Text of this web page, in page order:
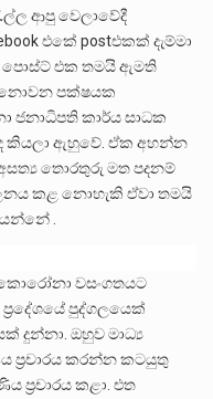
ආපු වෙලාවේදී
එකේ postඑකක් දැම්මා
පොස්ට් එක තමයි ඇමති
පක්ෂයක
ජනාධිපති කාර්ය සාධක
ඇහුවේ. ඒක අහන්න
තොරතුරු මත පදනම්
කළ නොහැකි ඒවා තමයි
.
වසංගතයට
පුද්ගලයෙක්
දුන්නා. ඔහුව මාධ්‍ය
ප්‍රචාරය කරන්න කටයුතු
ප්‍රචාරය කළා. එත